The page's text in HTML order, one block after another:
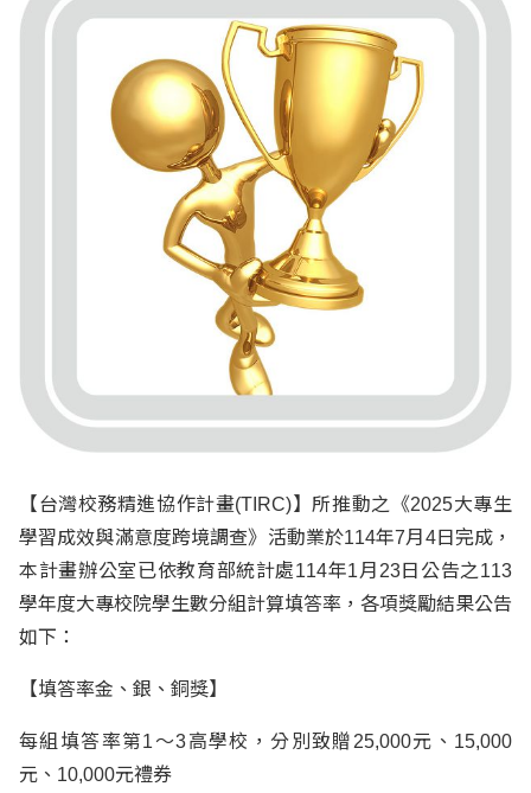
【台灣校務精進協作計畫(TIRC)】所推動之《2025大專生
學習成效與滿意度跨境調查》活動業於114年7月4日完成，
本計畫辦公室已依教育部統計處114年1月23日公告之113
學年度大專校院學生數分組計算填答率，各項獎勵結果公告
如下：
【填答率金、銀、銅獎】
每組填答率第1～3高學校，分別致贈25,000元、15,000
元、10,000元禮券